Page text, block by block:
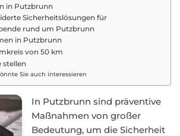
in Putzbrunn
Sicherheitslösungen für
rund um Putzbrunn
in Putzbrunn
von 50 km
stellen
Sie auch interessieren
In Putzbrunn sind präventive
Maßnahmen von großer
Bedeutung, um die Sicherheit